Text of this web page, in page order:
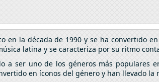
en la década de 1990 y se ha convertido
latina y se caracteriza por su ritmo
a ser uno de los géneros más populares
en íconos del género y han llevado